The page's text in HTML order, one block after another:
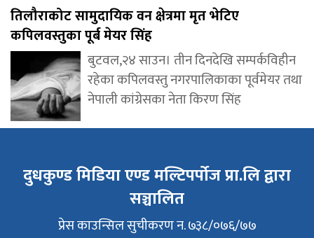
तिलौराकोट सामुदायिक वन क्षेत्रमा मृत भेटिए
कपिलवस्तुका पूर्ब मेयर सिंह
बुटवल,२४ साउन। तीन दिनदेखि सम्पर्कविहीन
रहेका कपिलवस्तु नगरपालिकाका पूर्वमेयर तथा
नेपाली कांग्रेसका नेता किरण सिंह
दुधकुण्ड मिडिया एण्ड मल्टिपर्पोज प्रा.लि द्वारा
सञ्चालित
प्रेस काउन्सिल सुचीकरण न. ७३८/०७६/७७